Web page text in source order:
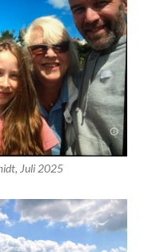
Juli 2025